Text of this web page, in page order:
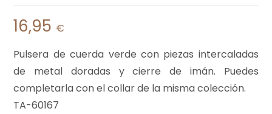
16,95 €
Pulsera de cuerda verde con piezas intercaladas
de metal doradas y cierre de imán. Puedes
completarla con el collar de la misma colección.
TA-60167